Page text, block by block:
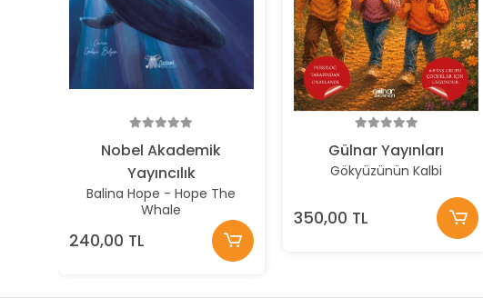
Nobel Akademik
Yayıncılık
Balina Hope - Hope The
Whale
240,00 TL
Gülnar Yayınları
Gökyüzünün Kalbi
350,00 TL